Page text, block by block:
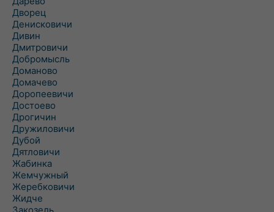
Дворец
Денисковичи
Дивин
Дмитровичи
Добромысль
Доманово
Домачево
Доропеевичи
Достоево
Дрогичин
Дружиловичи
Дубой
Дятловичи
Жабинка
Жемчужный
Жеребковичи
Жидче